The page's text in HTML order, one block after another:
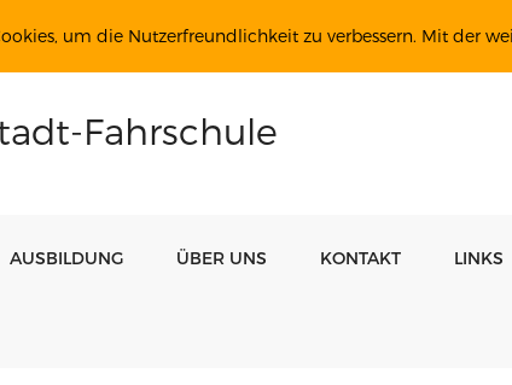
AUSBILDUNG ÜBER UNS KONTAKT LINKS
um die Nutzerfreundlichkeit zu verbessern. Mit der